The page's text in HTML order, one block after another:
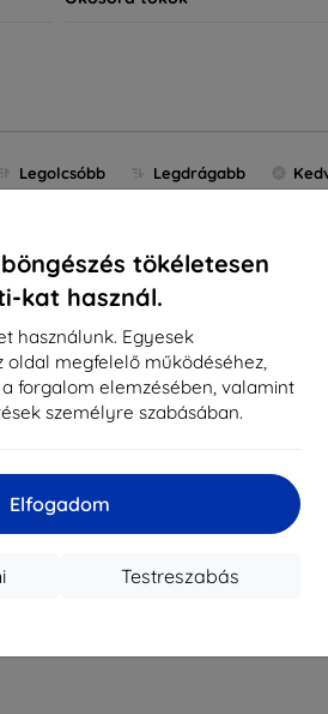
tökéletesen
kat használ.
használunk. Egyesek
megfelelő működéséhez,
forgalom elemzésében, valamint
személyre szabásában.
Elfogadom
Testreszabás
Legolcsóbb Legdrágabb